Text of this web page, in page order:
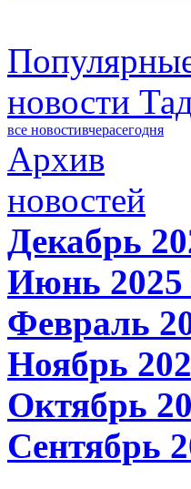
новости
все новостивчерасегодня
Архив
новостей
Декабрь
Июнь 2025
Февраль
Ноябрь
Октябрь
Сентябрь